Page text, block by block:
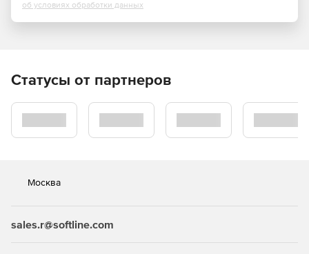
открытым исходным кодом, таких, например, как
Nagios.
Масштабируемость корпоративного уровня. Продукты
функционировать в среде с несколькими тысячами
оборудование и рабочую силу за счет
об условиях обработки данных
Статусы от партнеров
Москва
sales.r@softline.com